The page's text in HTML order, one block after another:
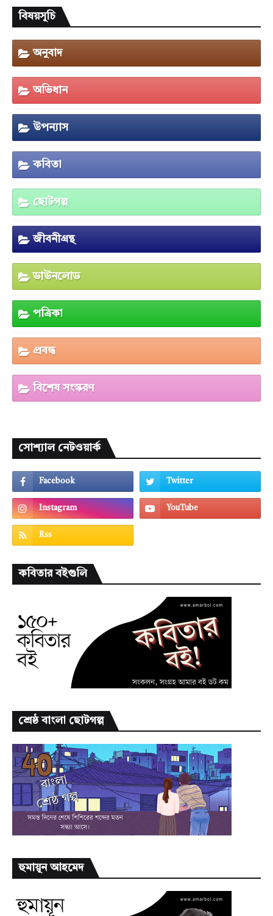
বিষয়সূচি
অনুবাদ
অভিধান
উপন্যাস
কবিতা
ছোটগল্প
জীবনীগ্রন্থ
ডাউনলোড
পত্রিকা
প্রবন্ধ
বিশেষ সংস্করণ
সোশ্যাল নেটওয়ার্ক
কবিতার বইগুলি
শ্রেষ্ঠ বাংলা ছোটগল্প
হুমায়ূন আহমেদ